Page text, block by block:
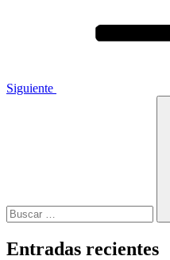
Siguiente
Entradas recientes